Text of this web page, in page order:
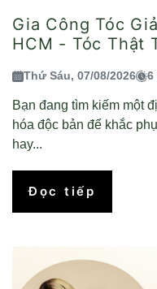
Gia Công Tóc
HCM - Tóc Thật
Thứ Sáu, 07/08/2026 6
Bạn đang tìm kiếm một
hóa độc bản để khắc
hay...
Đọc tiếp